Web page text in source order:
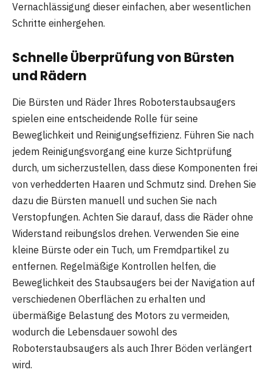
Vernachlässigung dieser einfachen, aber wesentlichen
Schritte einhergehen.
Schnelle Überprüfung von Bürsten
und Rädern
Die Bürsten und Räder Ihres Roboterstaubsaugers
spielen eine entscheidende Rolle für seine
Beweglichkeit und Reinigungseffizienz. Führen Sie nach
jedem Reinigungsvorgang eine kurze Sichtprüfung
durch, um sicherzustellen, dass diese Komponenten frei
von verhedderten Haaren und Schmutz sind. Drehen Sie
dazu die Bürsten manuell und suchen Sie nach
Verstopfungen. Achten Sie darauf, dass die Räder ohne
Widerstand reibungslos drehen. Verwenden Sie eine
kleine Bürste oder ein Tuch, um Fremdpartikel zu
entfernen. Regelmäßige Kontrollen helfen, die
Beweglichkeit des Staubsaugers bei der Navigation auf
verschiedenen Oberflächen zu erhalten und
übermäßige Belastung des Motors zu vermeiden,
wodurch die Lebensdauer sowohl des
Roboterstaubsaugers als auch Ihrer Böden verlängert
wird.